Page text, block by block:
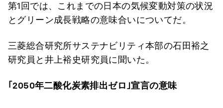
第1回では、これまでの日本の気候変動対策の状況
とグリーン成長戦略の意味合いについてだ。
三菱総合研究所サステナビリティ本部の石田裕之
研究員と井上裕史研究員に聞いた。
｢2050年二酸化炭素排出ゼロ｣宣言の意味